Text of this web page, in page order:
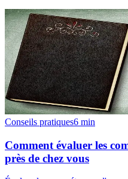
Conseils pratiques6 min
Comment évaluer les
près de chez vous